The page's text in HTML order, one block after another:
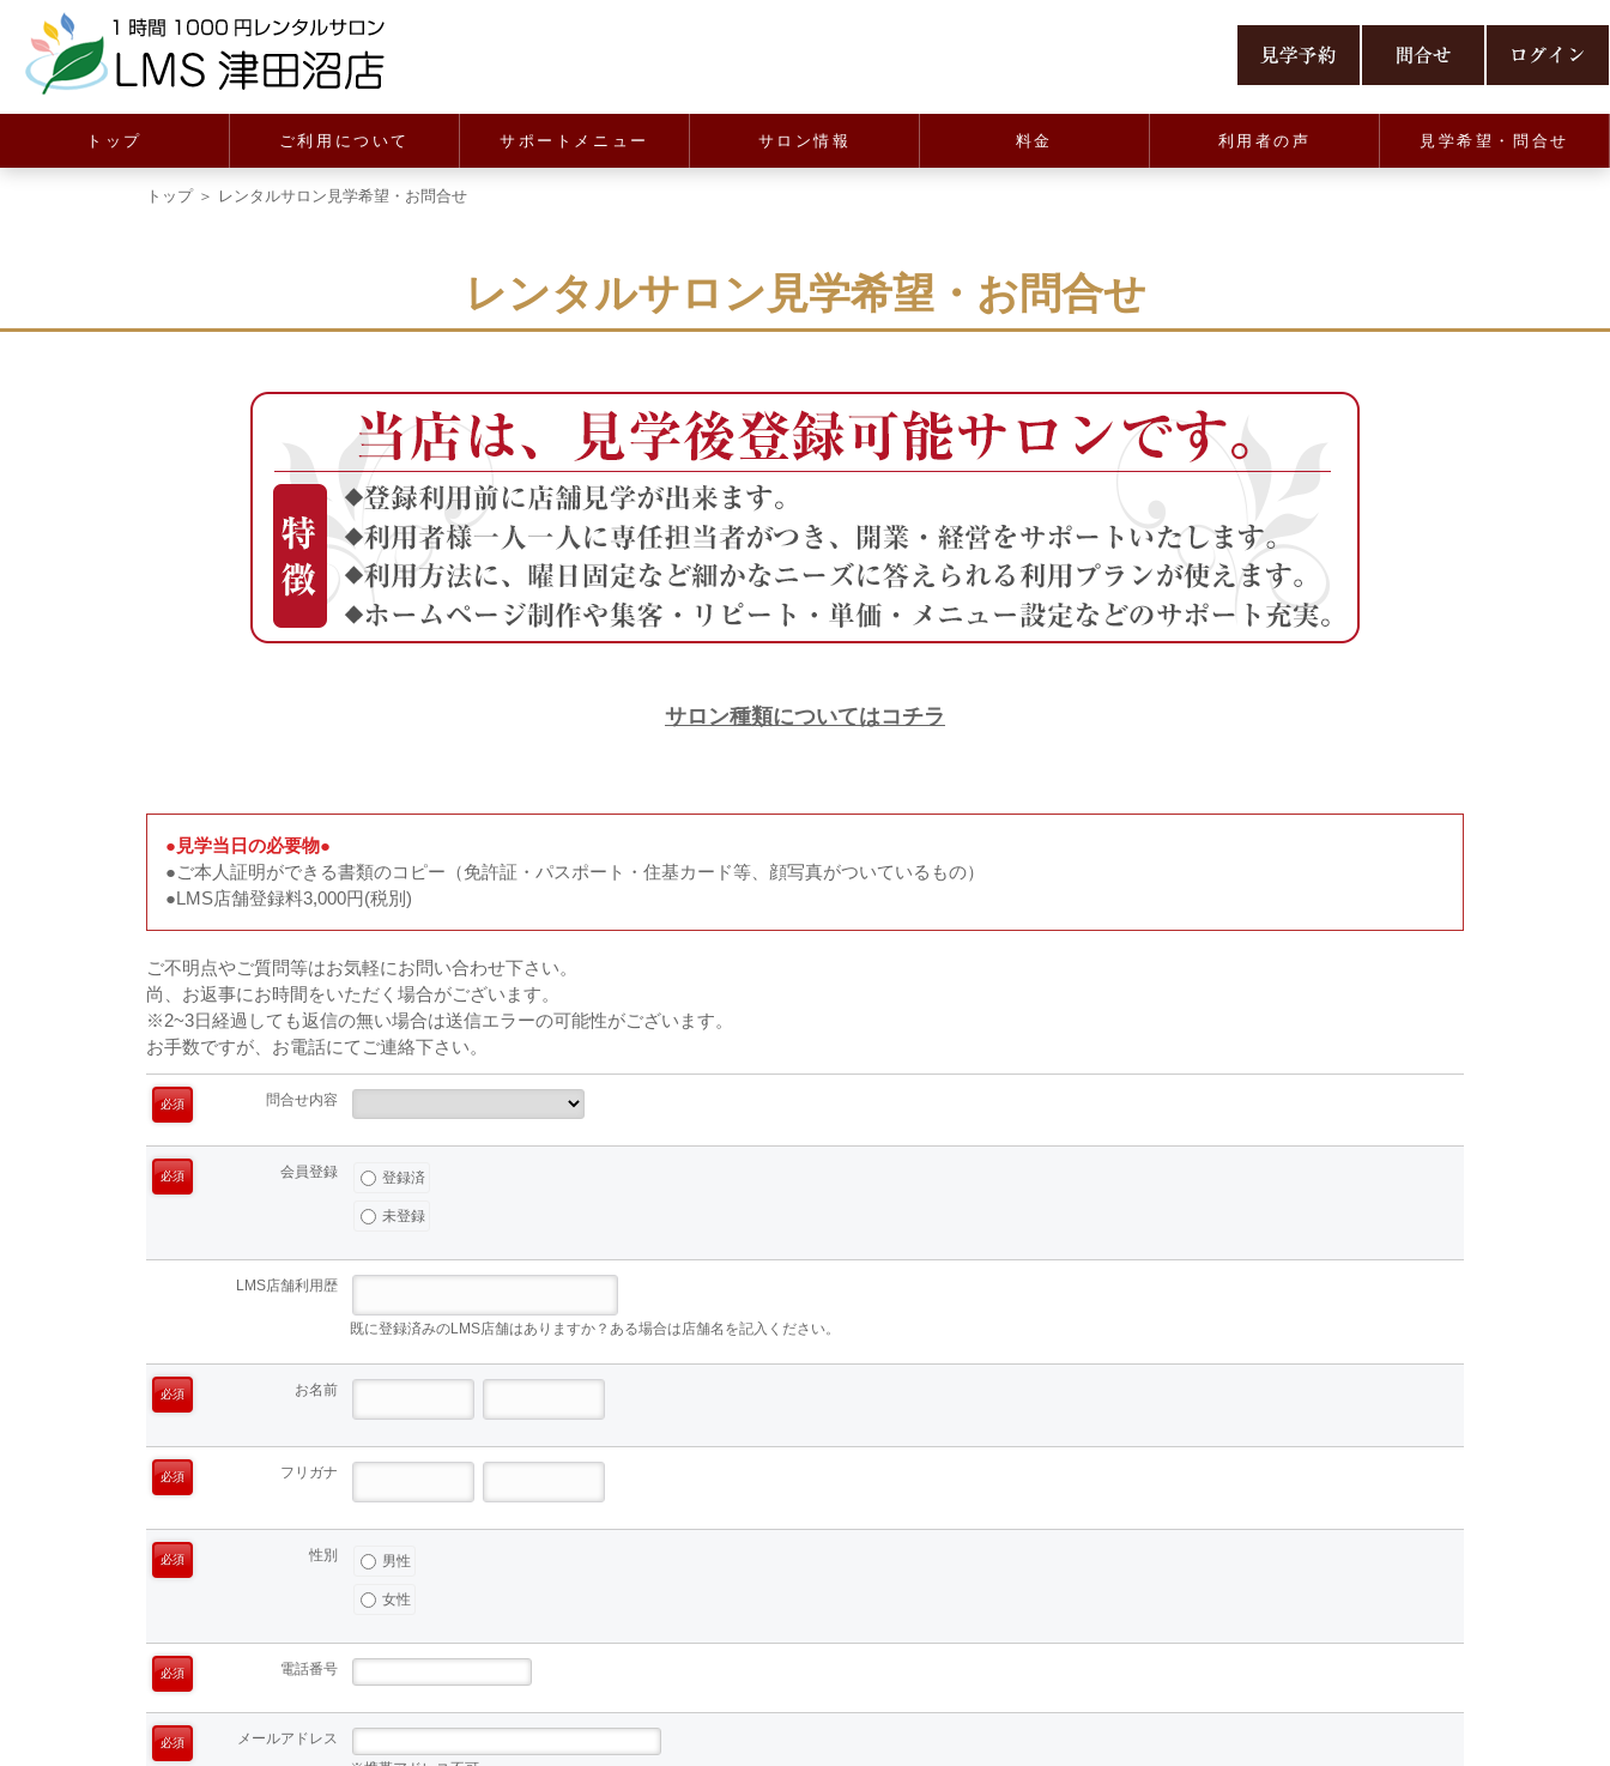
トップ ご利用について サポートメニュー サロン情報 料金 利用者の声 見学希望・問合せ
トップ＞ レンタルサロン見学希望・お問合せ
レンタルサロン見学希望・お問合せ
サロン種類についてはコチラ
●見学当日の必要物●
●ご本人証明ができる書類のコピー（免許証・パスポート・住基カード等、顔写真がついているもの）
●LMS店舗登録料3,000円(税別)
ご不明点やご質問等はお気軽にお問い合わせ下さい。
尚、お返事にお時間をいただく場合がございます。
※2~3日経過しても返信の無い場合は送信エラーの可能性がございます。
お手数ですが、お電話にてご連絡下さい。
必須 問合せ内容
必須 会員登録 登録済
未登録
LMS店舗利用歴
既に登録済みのLMS店舗はありますか？ある場合は店舗名を記入ください。
必須 お名前
必須 フリガナ
必須 性別 男性
女性
必須 電話番号
必須
メールアドレス